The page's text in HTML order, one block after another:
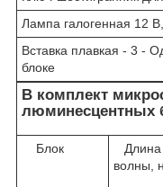
Лампа галогенная 12
Вставка плавкая - 3 -
блоке
В комплект
люминесцентных
Блок
Длина
волны,